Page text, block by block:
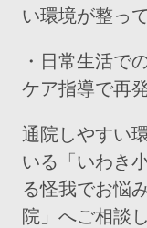
い環境が整っ
・日常生活で
ケア指導で再
通院しやすい
いる「いわき
る怪我でお悩
院」へご相談